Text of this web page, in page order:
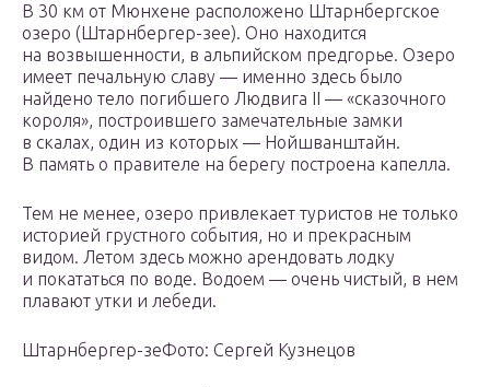
В 30 км от Мюнхене расположено Штарнбергское
озеро (Штарнбергер-зее). Оно находится
на возвышенности, в альпийском предгорье. Озеро
имеет печальную славу — именно здесь было
найдено тело погибшего Людвига II — «сказочного
короля», построившего замечательные замки
в скалах, один из которых — Нойшванштайн.
В память о правителе на берегу построена капелла.
Тем не менее, озеро привлекает туристов не только
историей грустного события, но и прекрасным
видом. Летом здесь можно арендовать лодку
и покататься по воде. Водоем — очень чистый, в нем
плавают утки и лебеди.
Штарнбергер-зеФото: Сергей Кузнецов